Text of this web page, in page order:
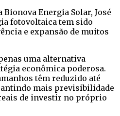
Energia Solar, José
fotovoltaica tem sido
e expansão de muitos
uma alternativa
econômica poderosa.
têm reduzido até
mais previsibilidade
de investir no próprio